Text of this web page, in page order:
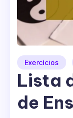
Exercícios
Lista
de